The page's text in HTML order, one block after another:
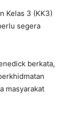
Kelas 3 (KK3)
segera
berkata,
masyarakat